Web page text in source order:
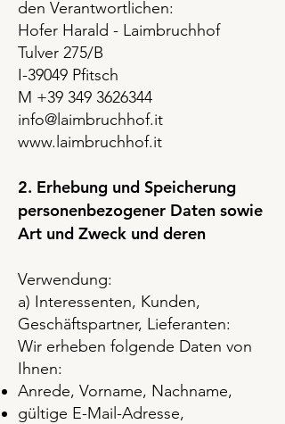
den Verantwortlichen:
Hofer Harald - Laimbruchhof
Tulver 275/B
I-39049 Pfitsch
M +39 349 3626344
info@laimbruchhof.it
www.laimbruchhof.it
2. Erhebung und Speicherung
personenbezogener Daten sowie
Art und Zweck und deren
Verwendung:
a) Interessenten, Kunden,
Geschäftspartner, Lieferanten:
Wir erheben folgende Daten von
Ihnen:
Anrede, Vorname, Nachname,
gültige E-Mail-Adresse,